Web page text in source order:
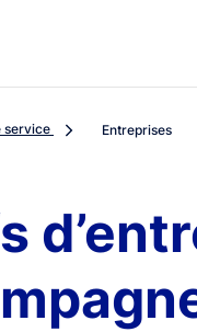
service Entreprises